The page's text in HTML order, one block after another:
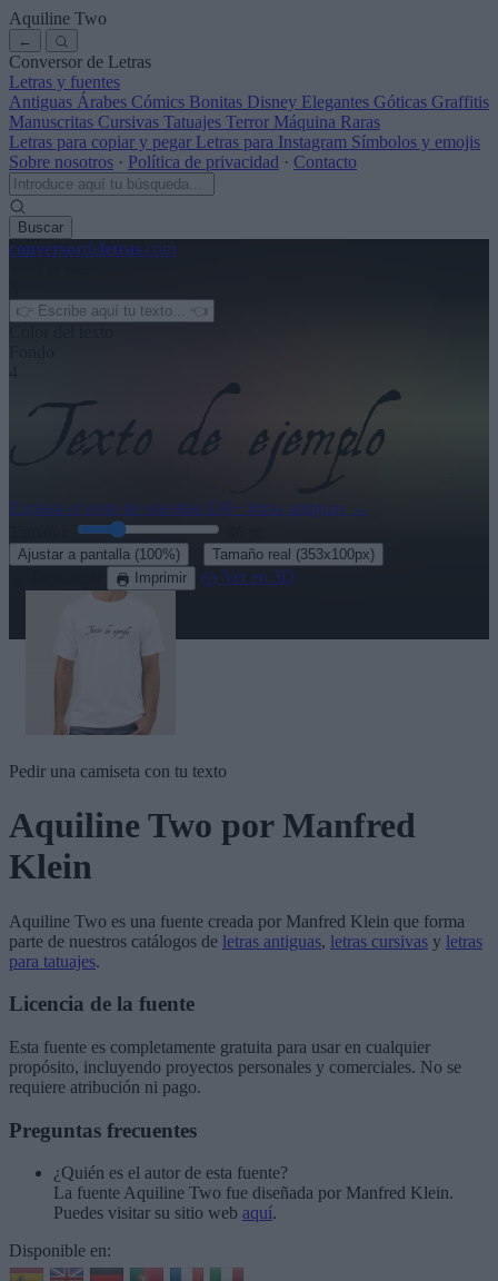
Aquiline Two
←
Conversor de Letras
Letras y fuentes
Antiguas Árabes Cómics Bonitas Disney Elegantes Góticas Graffitis
Manuscritas Cursivas Tatuajes Terror Máquina Raras
Letras para copiar y pegar Letras para Instagram Símbolos y emojis
Sobre nosotros · Política de privacidad · Contacto
Buscar
conversordeletras.com
Explora el resto de nuestras 630+ letras antiguas →
Ajustar a pantalla (100%) Tamaño real (353x100px)
Imprimir Ver en 3D
Pedir una camiseta con tu texto
Aquiline Two por Manfred
Klein
Aquiline Two es una fuente creada por Manfred Klein que forma
parte de nuestros catálogos de letras antiguas, letras cursivas y letras
para tatuajes.
Licencia de la fuente
Esta fuente es completamente gratuita para usar en cualquier
propósito, incluyendo proyectos personales y comerciales. No se
requiere atribución ni pago.
Preguntas frecuentes
¿Quién es el autor de esta fuente?
La fuente Aquiline Two fue diseñada por Manfred Klein.
Puedes visitar su sitio web aquí.
Disponible en: